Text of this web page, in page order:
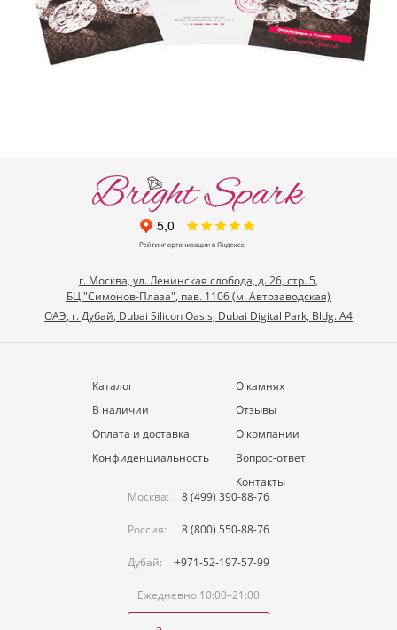
г. Москва, ул. Ленинская слобода, д. 26, стр. 5,
БЦ "Симонов-Плаза", пав. 1106 (м. Автозаводская)
ОАЭ, г. Дубай, Dubai Silicon Oasis, Dubai Digital Park, Bldg. A4
Каталог
В наличии
Оплата и доставка
Конфиденциальность
О камнях
Отзывы
О компании
Вопрос-ответ
Контакты
Москва:
8 (499) 390-88-76
Россия: 8 (800) 550-88-76
Дубай: +971-52-197-57-99
Ежедневно 10:00–21:00